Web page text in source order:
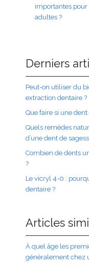
importantes pour
adultes ?
Derniers
Peut-on utiliser du
extraction dentaire ?
Que faire si une
Quels remèdes
d’une dent de
Combien de dents
?
Le vicryl 4-0 :
dentaire ?
Articles
À quel âge les
généralement chez